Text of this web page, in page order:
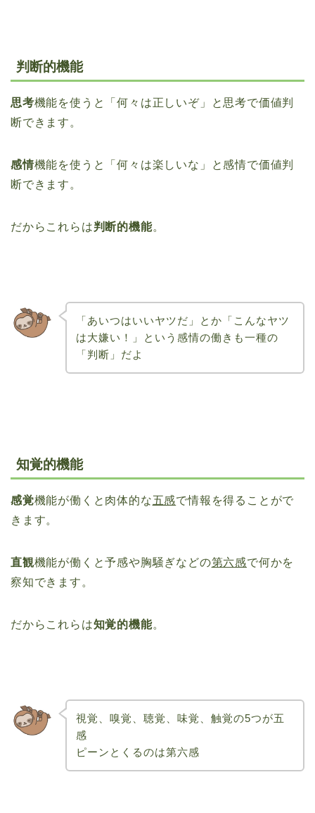
判断的機能
思考機能を使うと「何々は正しいぞ」と思考で価値判
断できます。
感情機能を使うと「何々は楽しいな」と感情で価値判
断できます。
だからこれらは判断的機能。
「あいつはいいヤツだ」とか「こんなヤツ
は大嫌い！」という感情の働きも一種の
「判断」だよ
知覚的機能
感覚機能が働くと肉体的な五感で情報を得ることがで
きます。
直観機能が働くと予感や胸騒ぎなどの第六感で何かを
察知できます。
だからこれらは知覚的機能。
視覚、嗅覚、聴覚、味覚、触覚の5つが五
感
ピーンとくるのは第六感